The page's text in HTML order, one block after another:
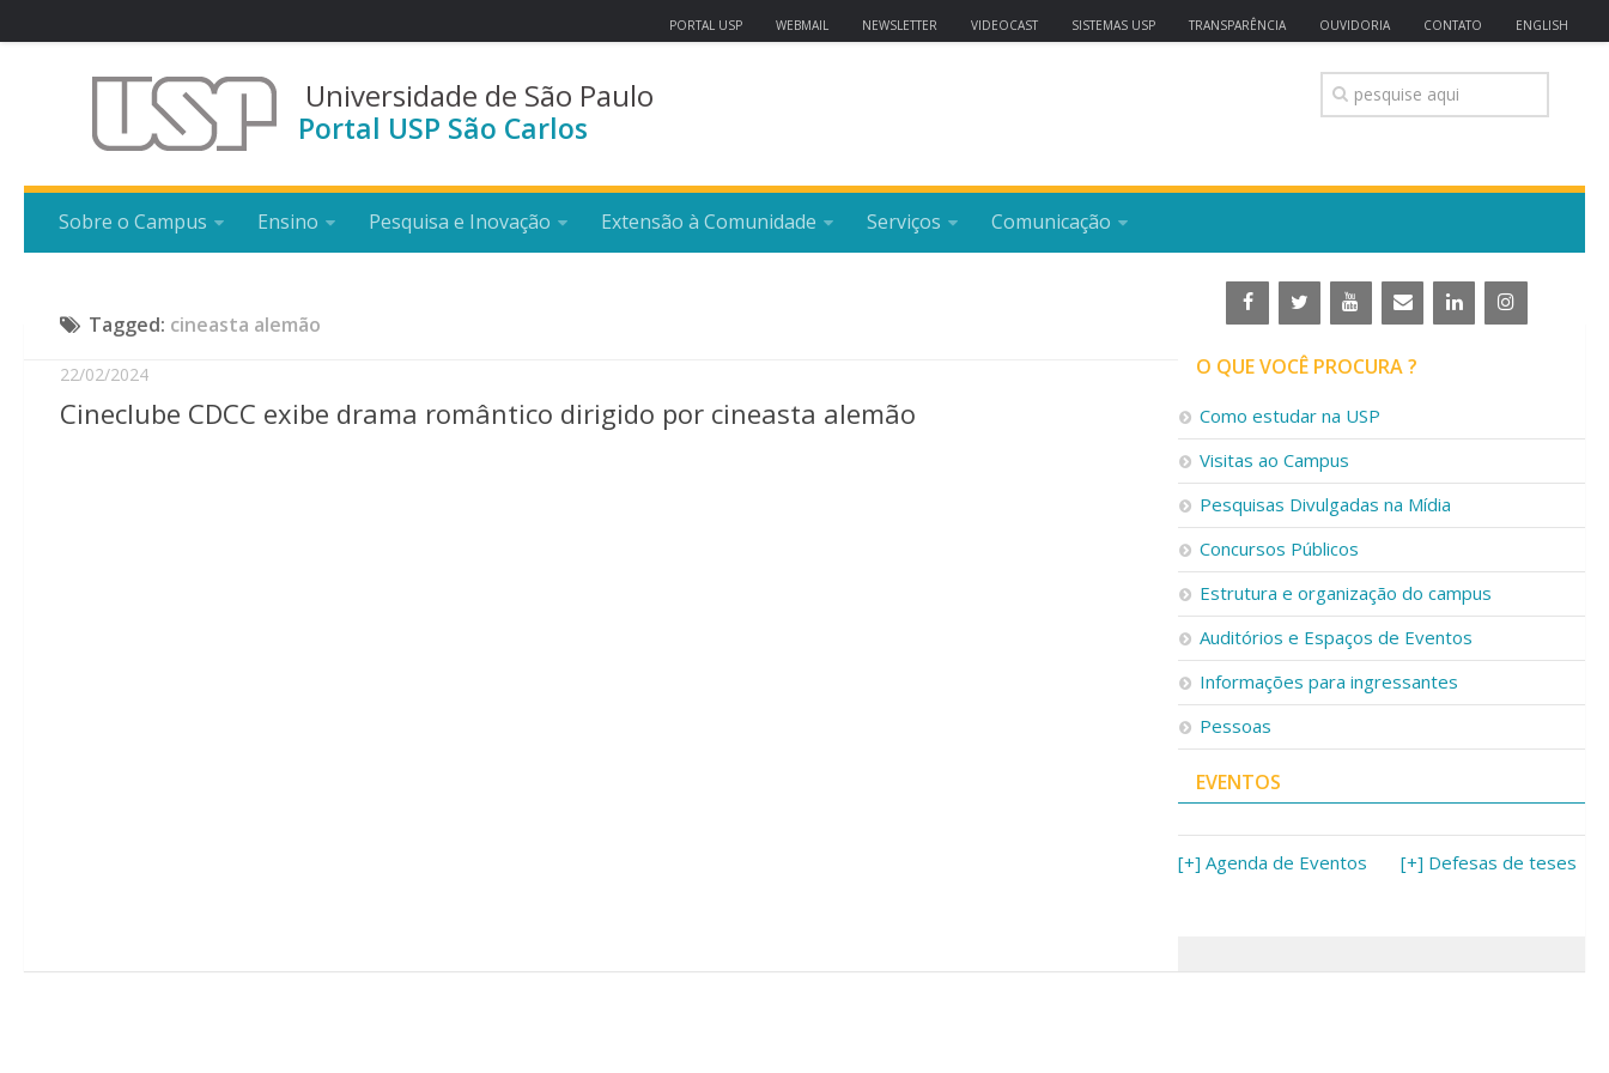
PORTAL USP WEBMAIL NEWSLETTER VIDEOCAST SISTEMAS USP TRANSPARÊNCIA OUVIDORIA CONTATO ENGLISH
Universidade de São Paulo
Portal USP São Carlos
Sobre o Campus Ensino Pesquisa e Inovação Extensão à Comunidade Serviços Comunicação
Tagged: cineasta alemão
22/02/2024
Cineclube CDCC exibe drama romântico dirigido por cineasta alemão
O QUE VOCÊ PROCURA ?
Como estudar na USP
Visitas ao Campus
Pesquisas Divulgadas na Mídia
Concursos Públicos
Estrutura e organização do campus
Auditórios e Espaços de Eventos
Informações para ingressantes
Pessoas
EVENTOS
[+] Agenda de Eventos [+] Defesas de teses